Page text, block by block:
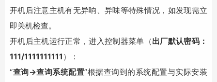
开机后注意主机有无异响、异味等特殊情况，如发现需立
即关机检查。
开机后主机运行正常，进入控制器菜单（出厂默认密码：
111/1111111111 ）：
“查询→查询系统配置”根据查询到的系统配置与实际安装